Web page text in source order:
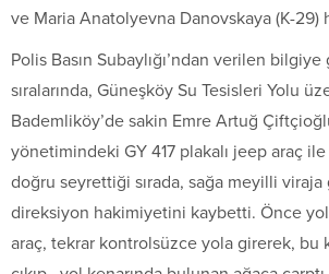
ve Maria Anatolyevna Danovskaya (K-29)
Polis Basın Subaylığı’ndan verilen
sıralarında, Güneşköy Su Tesisleri Yolu
Bademliköy’de sakin Emre Artuğ
yönetimindeki GY 417 plakalı jeep araç
doğru seyrettiği sırada, sağa meyilli
direksiyon hakimiyetini kaybetti. Önce
araç, tekrar kontrolsüzce yola girerek, bu